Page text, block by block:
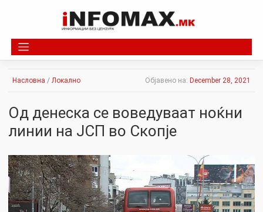
Насловна / Локално Објавено на: December 28, 2021
Од денеска се воведуваат ноќни
линии на ЈСП во Скопје